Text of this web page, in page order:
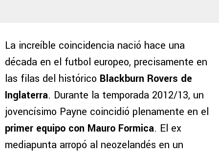
La increíble coincidencia nació hace una
década en el futbol europeo, precisamente en
las filas del histórico Blackburn Rovers de
Inglaterra. Durante la temporada 2012/13, un
jovencísimo Payne coincidió plenamente en el
primer equipo con Mauro Formica. El ex
mediapunta arropó al neozelandés en un